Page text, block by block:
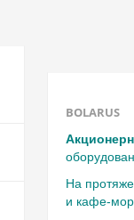
BOLARUS
На
и кафе-